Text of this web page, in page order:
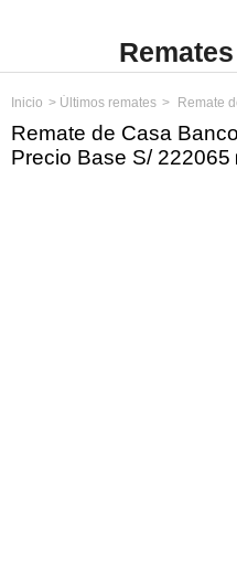
Inicio Últimos remates Remate de
Remate de Casa
Precio Base S/ 222065